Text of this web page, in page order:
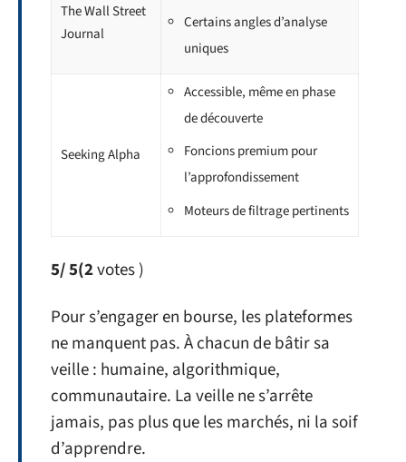
The Wall Street
Journal
Certains angles d’analyse
uniques
Seeking Alpha
Accessible, même en phase
de découverte
Foncions premium pour
l’approfondissement
Moteurs de filtrage pertinents
5/ 5(2votes )
Pour s’engager en bourse, les plateformes
ne manquent pas. À chacun de bâtir sa
veille : humaine, algorithmique,
communautaire. La veille ne s’arrête
jamais, pas plus que les marchés, ni la soif
d’apprendre.